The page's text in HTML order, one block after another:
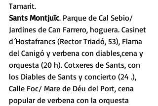
Tamarit.
Sants Montjuïc. Parque de Cal Sebio/
Jardines de Can Farrero, hoguera. Casinet
d´Hostafrancs (Rector Triadó, 53), Flama
del Canigó y verbena con diables,cena y
orquesta (20 h). Cotxeres de Sants, con
los Diables de Sants y concierto (24 .),
Calle Foc/ Mare de Déu del Port, cena
popular de verbena con la orquesta